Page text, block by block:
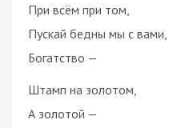
При всём при том,
Пускай бедны мы с вами,
Богатство —
Штамп на золотом,
А золотой —